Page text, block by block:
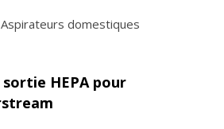
Aspirateurs domestiques